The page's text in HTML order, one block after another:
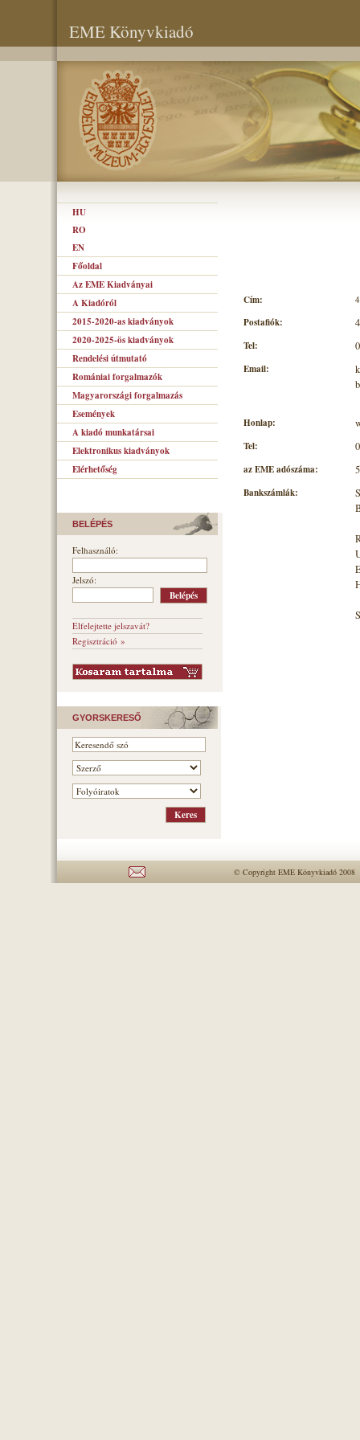
EME Könyvkiadó
HU
RO
EN
Főoldal
Az EME Kiadványai
A Kiadóról
2015-2020-as kiadványok
2020-2025-ös kiadványok
Rendelési útmutató
Romániai forgalmazók
Magyarországi forgalmazás
Események
A kiadó munkatársai
Elektronikus kiadványok
Elérhetőség
BELÉPÉS
Felhasználó:
Jelszó:
Elfelejtette jelszavát?
Regisztráció »
GYORSKERESŐ
Cím:
Postafiók:
Tel:
Email:
Honlap:
Tel:
az EME adószáma:
Bankszámlák:
© Copyright EME Könyvkiadó 2008